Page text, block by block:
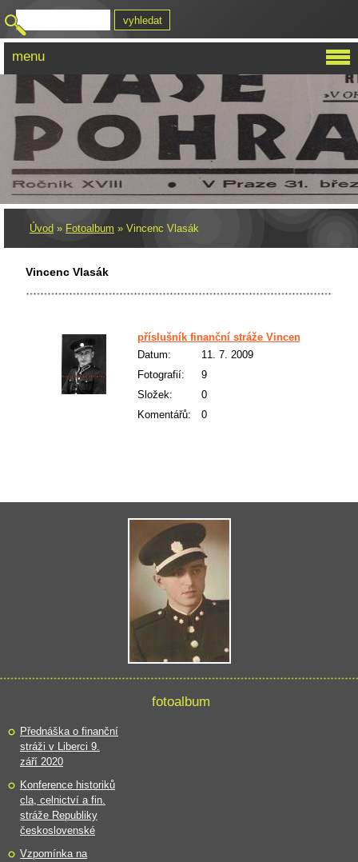
Úvod » Fotoalbum » Vincenc Vlasák
Vincenc Vlasák
příslušník finanční stráže Vincenc Vlasák
Datum:
11. 7. 2009
Fotografií:
9
Složek:
0
Komentářů:
0
menu
fotoalbum
Přednáška o finanční
stráži v Liberci 9.
září 2020
Konference historiků
cla, celnictví a fin.
stráže Republiky
československé
Vzpomínka na